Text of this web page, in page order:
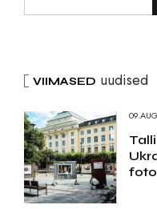
VIIMASED uudised